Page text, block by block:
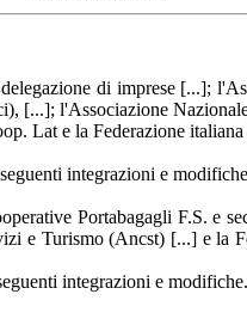
di imprese [...];
l'Associazione
Lat e la Federazione
integrazioni e
Portabagagli F.S. e
e Turismo (Ancst) [...] e la
integrazioni e modifiche.